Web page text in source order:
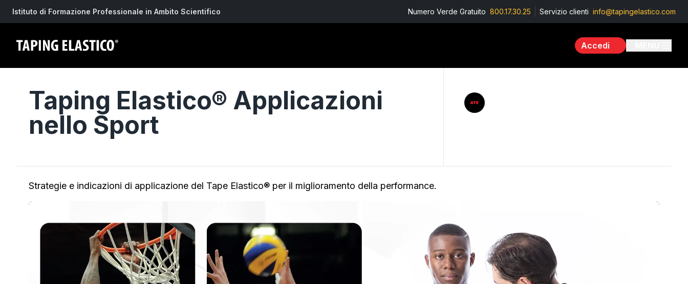
Istituto di Formazione Professionale in Ambito Scientifico Numero Verde Gratuito 800.17.30.25 Servizio clienti info@tapingelastico.com
Accedi
Taping Elastico® Applicazioni
nello Sport
Strategie e indicazioni di applicazione del Tape Elastico® per il miglioramento della performance.